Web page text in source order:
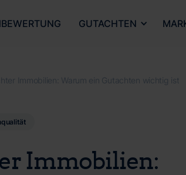
GUTACHTEN
Immobilien: Warum ein Gutachten wichtig ist
Immobilien: